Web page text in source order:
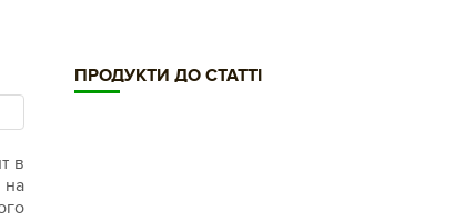
в
на
ПРОДУКТИ ДО СТАТТІ